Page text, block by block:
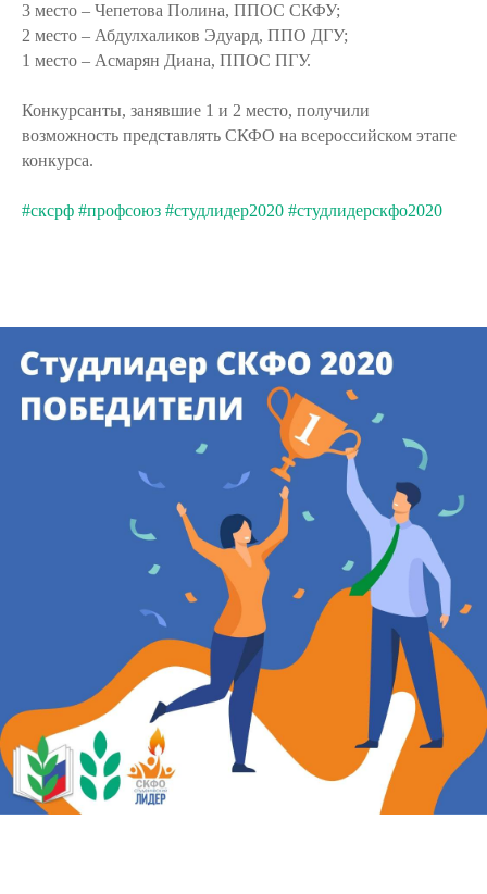
3 место – Чепетова Полина, ППОС СКФУ;
2 место – Абдулхаликов Эдуард, ППО ДГУ;
1 место – Асмарян Диана, ППОС ПГУ.
Конкурсанты, занявшие 1 и 2 место, получили
возможность представлять СКФО на всероссийском этапе
конкурса.
#сксрф #профсоюз #студлидер2020 #студлидерскфо2020